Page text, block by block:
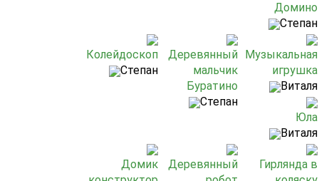
Домино
Степан
Колейдоскоп
Степан
Деревянный
мальчик
Буратино
Степан
Музыкальная
игрушка
Виталя
Юла
Виталя
Домик
Деревянный
Гирлянда в